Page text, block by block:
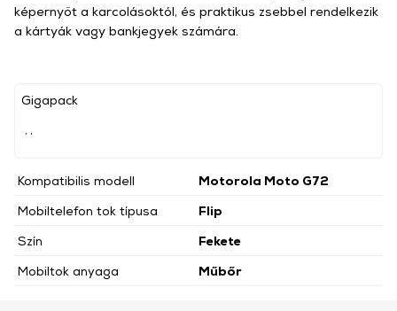
Gigapack
Kompatibilis modell
Motorola Moto G72
Mobiltelefon tok típusa
Flip
Szín
Fekete
Mobiltok anyaga
Műbőr
képernyőt a karcolásoktól, és praktikus zsebbel rendelkezik
a kártyák vagy bankjegyek számára.